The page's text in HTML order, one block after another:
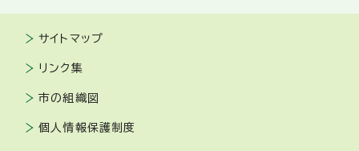
サイトマップ
リンク集
市の組織図
個人情報保護制度